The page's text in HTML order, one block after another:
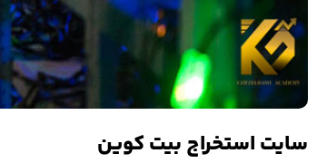
سایت استخراج بیت کوین